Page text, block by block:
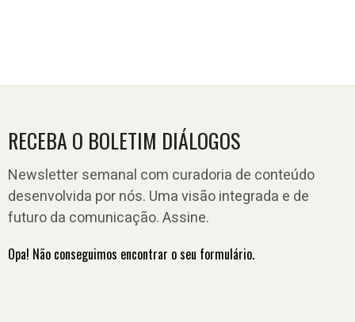
RECEBA O BOLETIM DIÁLOGOS
Newsletter semanal com curadoria de conteúdo
desenvolvida por nós. Uma visão integrada e de
futuro da comunicação. Assine.
Opa! Não conseguimos encontrar o seu formulário.